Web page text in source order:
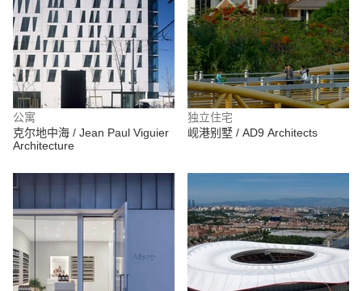
公寓
克尔地中海 / Jean Paul Viguier
Architecture
独立住宅
岘港别墅 / AD9 Architects